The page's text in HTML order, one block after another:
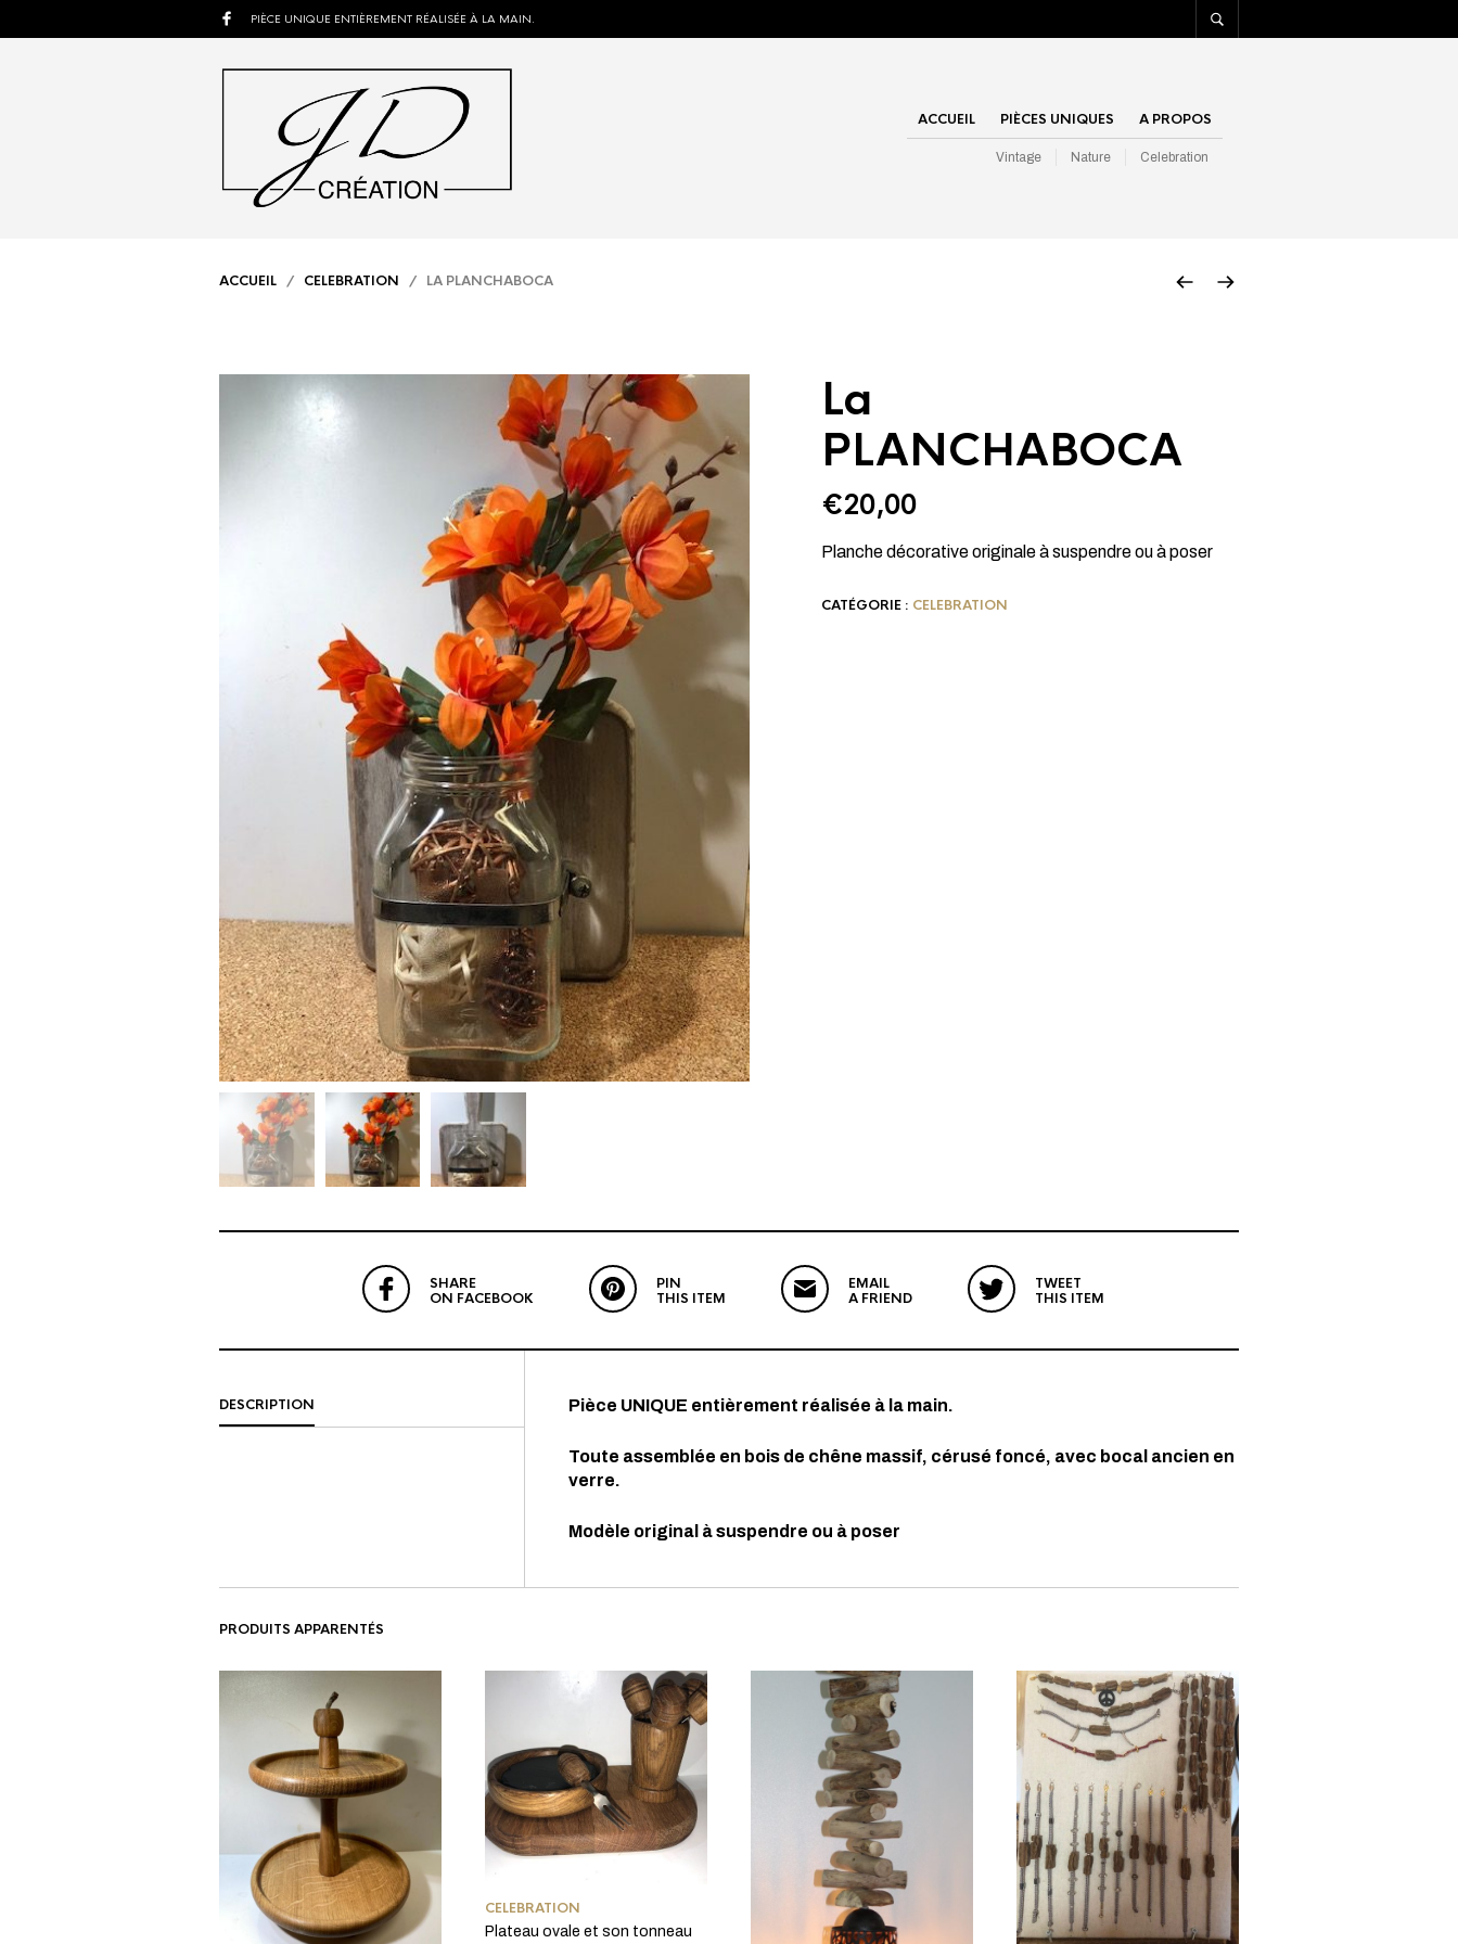
PIÈCE UNIQUE ENTIÈREMENT RÉALISÉE À LA MAIN.
ACCUEIL PIÈCES UNIQUES A PROPOS
Vintage Nature Celebration
ACCUEIL / CELEBRATION / LA PLANCHABOCA
La
PLANCHABOCA
€20,00
Planche décorative originale à suspendre ou à poser
CATÉGORIE : CELEBRATION
SHARE
ON FACEBOOK
PIN
THIS ITEM
EMAIL
A FRIEND
TWEET
THIS ITEM
DESCRIPTION Pièce UNIQUE entièrement réalisée à la main.
Toute assemblée en bois de chêne massif, cérusé foncé, avec bocal ancien en
verre.
Modèle original à suspendre ou à poser
PRODUITS APPARENTÉS
CELEBRATION
Plateau ovale et son tonneau